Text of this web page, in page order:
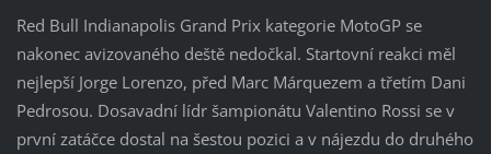
Red Bull Indianapolis Grand Prix kategorie MotoGP se
nakonec avizovaného deště nedočkal. Startovní reakci měl
nejlepší Jorge Lorenzo, před Marc Márquezem a třetím Dani
Pedrosou. Dosavadní lídr šampionátu Valentino Rossi se v
první zatáčce dostal na šestou pozici a v nájezdu do druhého